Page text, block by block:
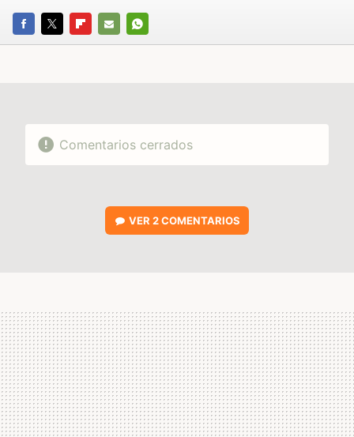
FACEBOOK
TWITTERFLIPBOARD
E-
WHATSAPP
Comentarios cerrados
VER2 COMENTARIOS